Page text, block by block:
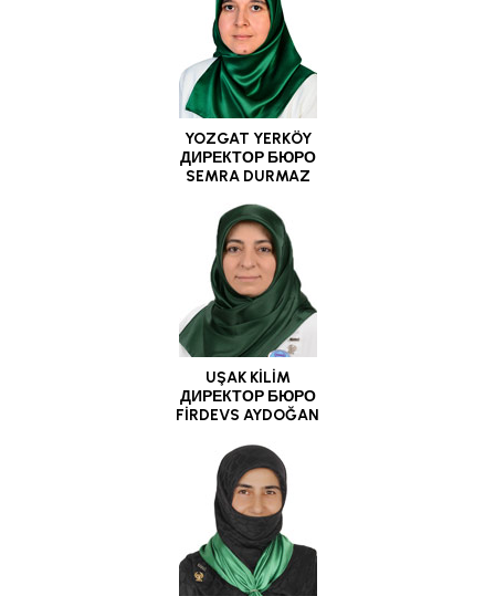
YOZGAT YERKÖY
ДИРЕКТОР БЮРО
SEMRA DURMAZ
UŞAK KİLİM
ДИРЕКТОР БЮРО
FİRDEVS AYDOĞAN